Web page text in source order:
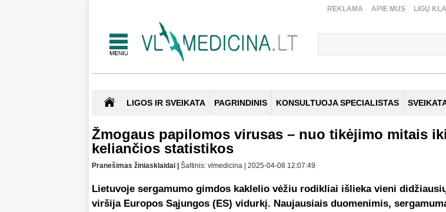
REKLAMA APIE MUS LIGŲ
LIGOS IR SVEIKATA PAGRINDINIS KONSULTUOJA SPECIALISTAS
Žmogaus papilomos virusas – nuo tikėjimo mitais
keliančios statistikos
Pranešimas žiniasklaidai | Šaltinis: vlmedicina | 2025-04-08 12:07:49
Lietuvoje sergamumo gimdos kaklelio vėžiu rodikliai išlieka vieni
viršija Europos Sąjungos (ES) vidurkį. Naujausiais duomenimis,